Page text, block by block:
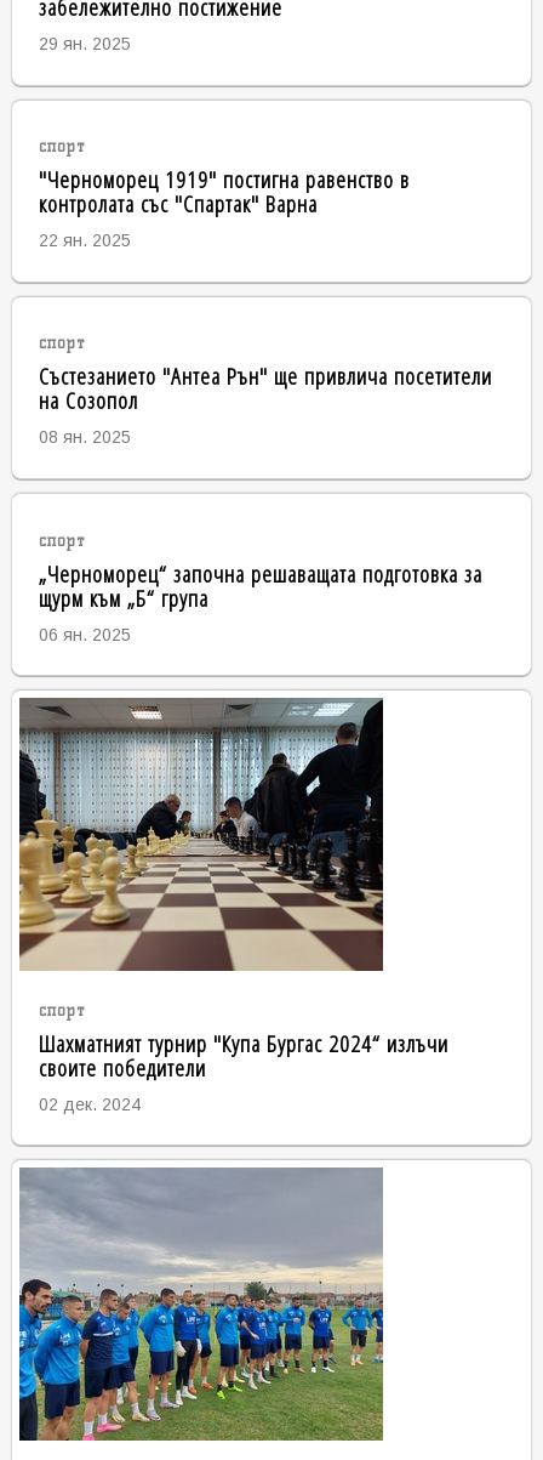
забележително постижение
29 ян. 2025
спорт
"Черноморец 1919" постигна равенство в
контролата със "Спартак" Варна
22 ян. 2025
спорт
Състезанието "Антеа Рън" ще привлича посетители
на Созопол
08 ян. 2025
спорт
„Черноморец“ започна решаващата подготовка за
щурм към „Б“ група
06 ян. 2025
спорт
Шахматният турнир "Купа Бургас 2024“ излъчи
своите победители
02 дек. 2024